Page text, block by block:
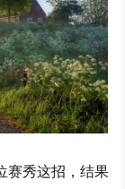
赛秀这招，结果